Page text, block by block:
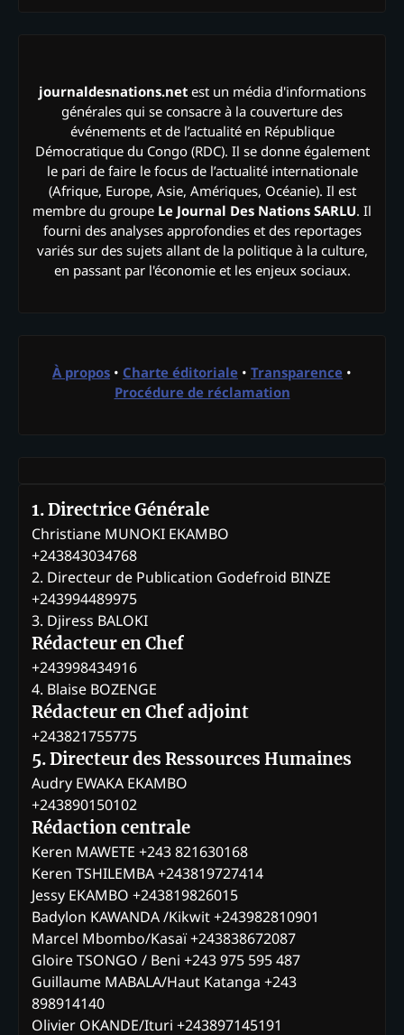
journaldesnations.netest un média d'informations
générales qui se consacre à la couverture des
événements et de l’actualité en République
Démocratique du Congo (RDC). Il se donne également
le pari de faire le focus de l’actualité internationale
(Afrique, Europe, Asie, Amériques, Océanie). Il est
membre du groupe Le Journal Des Nations SARLU. Il
fourni des analyses approfondies et des reportages
variés sur des sujets allant de la politique à la culture,
en passant par l'économie et les enjeux sociaux.
À propos • Charte éditoriale • Transparence •
Procédure de réclamation
1. Directrice Générale
Christiane MUNOKI EKAMBO
+243843034768
2. Directeur de Publication Godefroid BINZE
+243994489975
3. Djiress BALOKI
Rédacteur en Chef
+243998434916
4. Blaise BOZENGE
Rédacteur en Chef adjoint
+243821755775
5. Directeur des Ressources Humaines
Audry EWAKA EKAMBO
+243890150102
Rédaction centrale
Keren MAWETE +243 821630168
Keren TSHILEMBA +243819727414
Jessy EKAMBO +243819826015
Badylon KAWANDA /Kikwit +243982810901
Marcel Mbombo/Kasaï +243838672087
Gloire TSONGO / Beni +243 975 595 487
Guillaume MABALA/Haut Katanga +243
898914140
Olivier OKANDE/Ituri +243897145191